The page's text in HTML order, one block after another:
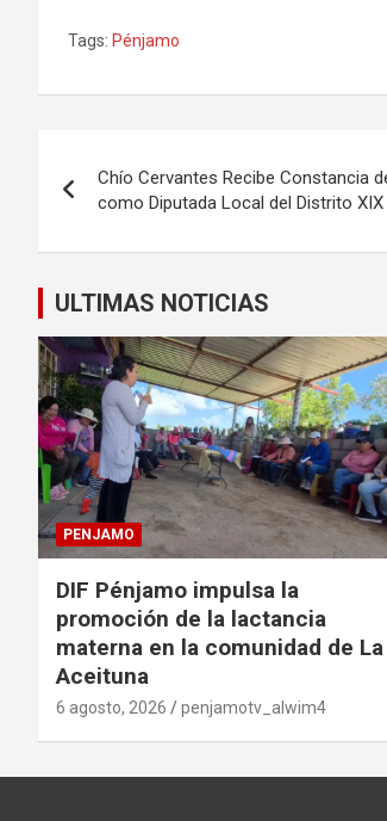
Tags: Pénjamo
de
entradas
Chío Cervantes Recibe Constancia
como Diputada Local del Distrito XIX
ULTIMAS NOTICIAS
PENJAMO
DIF Pénjamo impulsa la
promoción de la lactancia
materna en la comunidad de La
Aceituna
6 agosto, 2026 penjamotv_alwim4